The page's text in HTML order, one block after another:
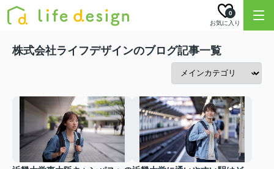
お気に入り
0
株式会社ライフデザインのブログ記事一覧